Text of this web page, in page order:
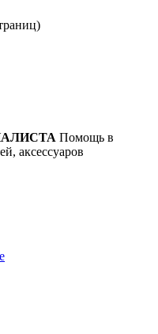
Помощь в
аксессуаров